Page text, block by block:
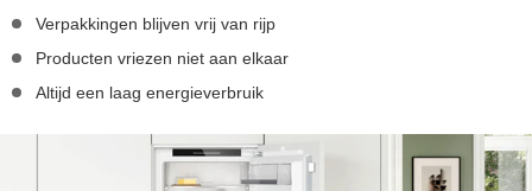
Verpakkingen blijven vrij van rijp
Producten vriezen niet aan elkaar
Altijd een laag energieverbruik